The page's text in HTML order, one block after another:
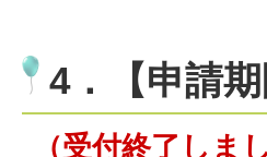
4．【申請期
（受付終了しま